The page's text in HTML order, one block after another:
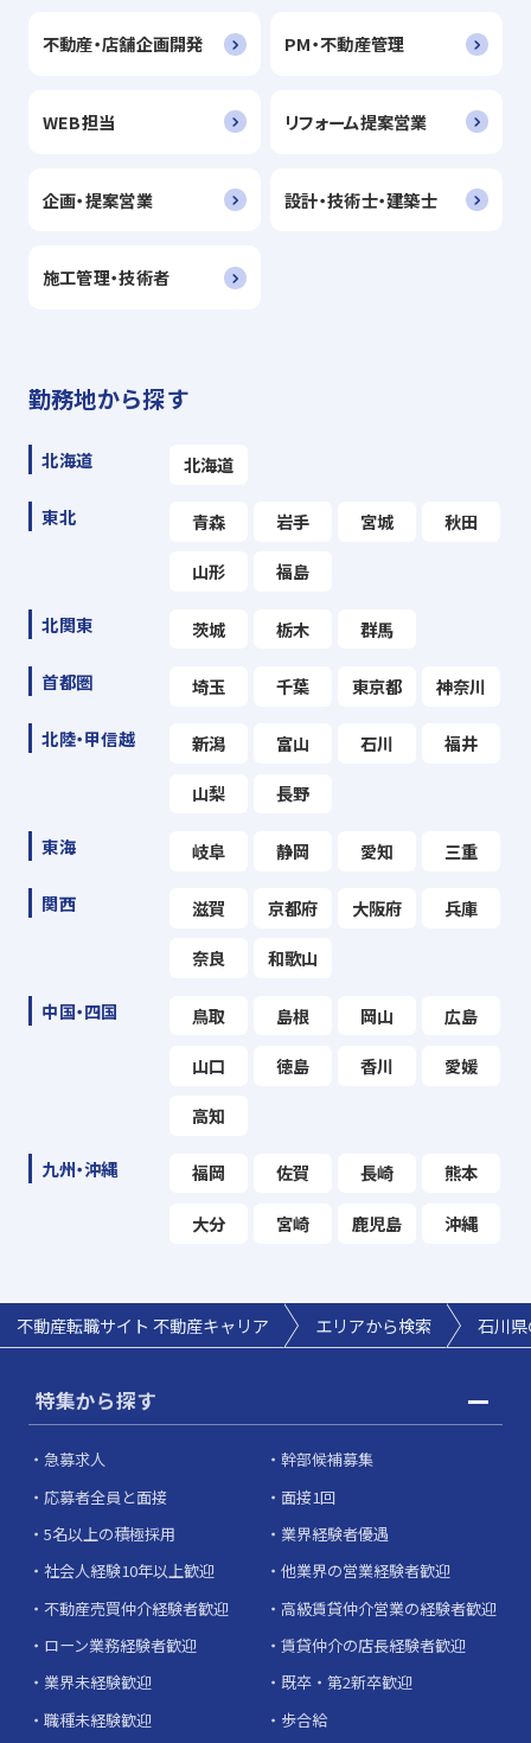
不動産・店舗企画開発 PM・不動産管理
WEB担当 リフォーム提案営業
企画・提案営業 設計・技術士・建築士
施工管理・技術者
勤務地から探す
北海道 北海道
東北 青森 岩手 宮城 秋田
山形 福島
北関東 茨城 栃木 群馬
首都圏 埼玉 千葉 東京都 神奈川
北陸・甲信越 新潟 富山 石川 福井
山梨 長野
東海 岐阜 静岡 愛知 三重
関西 滋賀 京都府 大阪府 兵庫
奈良 和歌山
中国・四国 鳥取 島根 岡山 広島
山口 徳島 香川 愛媛
高知
九州・沖縄 福岡 佐賀 長崎 熊本
大分 宮崎 鹿児島 沖縄
不動産転職サイト 不動産キャリア エリアから検索 石川
特集から探す
急募求人
幹部候補募集
応募者全員と面接
面接1回
5名以上の積極採用
業界経験者優遇
社会人経験10年以上歓迎
他業界の営業経験者歓迎
不動産売買仲介経験者歓迎
高級賃貸仲介営業の経験者歓迎
ローン業務経験者歓迎
賃貸仲介の店長経験者歓迎
業界未経験歓迎
既卒・第2新卒歓迎
職種未経験歓迎
歩合給